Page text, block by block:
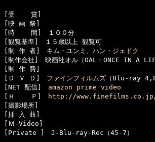
[受    賞]
[映 画 祭]
[時    間]　１００分
[観覧基準]　１５歳以上 観覧可
[制 作 者]　キム・ユンミ、 ハン・ジェドク
[制作会社]　映画社オル（OAL：ONCE IN A
[制 作 費]
[Ｄ Ｖ Ｄ] ファインフィルムズ （Blu-ray
[NET 配信] amazon prime video
[Ｈ    Ｐ]
http://www.finefilms.co.jp/
[撮影場所]
[挿 入 曲]
[Ｍ-Video]